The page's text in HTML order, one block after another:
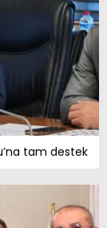
tam destek